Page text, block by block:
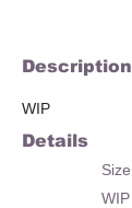
Description
WIP
Details
Size
WIP